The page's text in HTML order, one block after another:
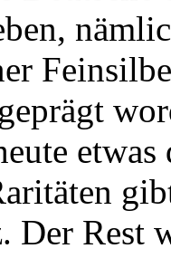
Der Rest